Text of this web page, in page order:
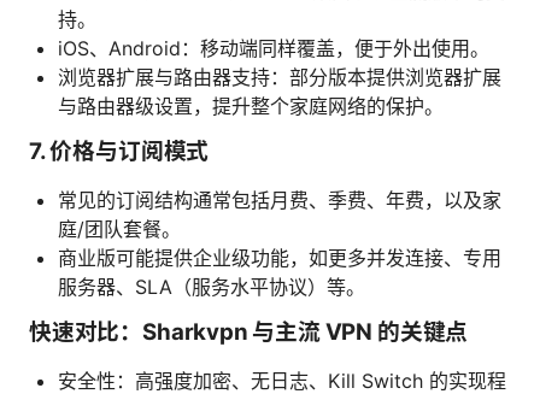
持。
iOS、Android：移动端同样覆盖，便于外出使用。
浏览器扩展与路由器支持：部分版本提供浏览器扩展
与路由器级设置，提升整个家庭网络的保护。
7. 价格与订阅模式
常见的订阅结构通常包括月费、季费、年费，以及家
庭/团队套餐。
商业版可能提供企业级功能，如更多并发连接、专用
服务器、SLA（服务水平协议）等。
快速对比：Sharkvpn 与主流 VPN 的关键点
安全性：高强度加密、无日志、Kill Switch 的实现程